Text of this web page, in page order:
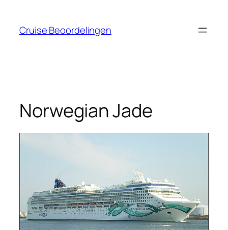
Cruise Beoordelingen
Norwegian Jade